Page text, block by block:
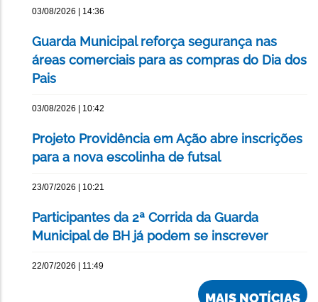
03/08/2026 | 14:36
Guarda Municipal reforça segurança nas
áreas comerciais para as compras do Dia dos
Pais
03/08/2026 | 10:42
Projeto Providência em Ação abre inscrições
para a nova escolinha de futsal
23/07/2026 | 10:21
Participantes da 2ª Corrida da Guarda
Municipal de BH já podem se inscrever
22/07/2026 | 11:49
MAIS NOTÍCIAS